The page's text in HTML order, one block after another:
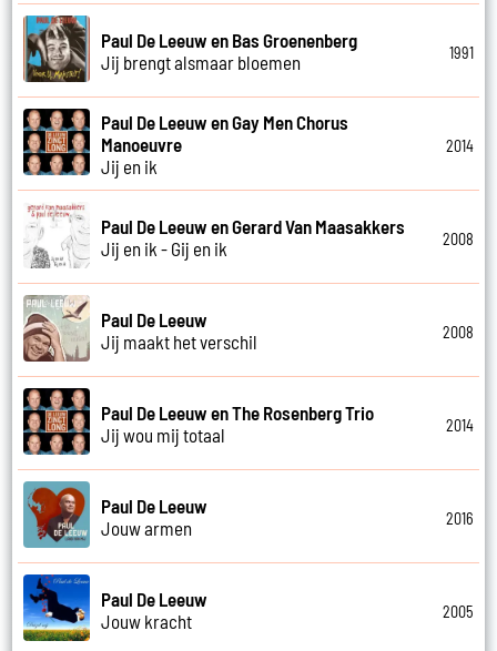
Paul De Leeuw en Bas Groenenberg
Jij brengt alsmaar bloemen
1991
Paul De Leeuw en Gay Men Chorus
Manoeuvre
Jij en ik
2014
Paul De Leeuw en Gerard Van Maasakkers
Jij en ik - Gij en ik
2008
Paul De Leeuw
Jij maakt het verschil
2008
Paul De Leeuw en The Rosenberg Trio
Jij wou mij totaal
2014
Paul De Leeuw
Jouw armen
2016
Paul De Leeuw
Jouw kracht
2005